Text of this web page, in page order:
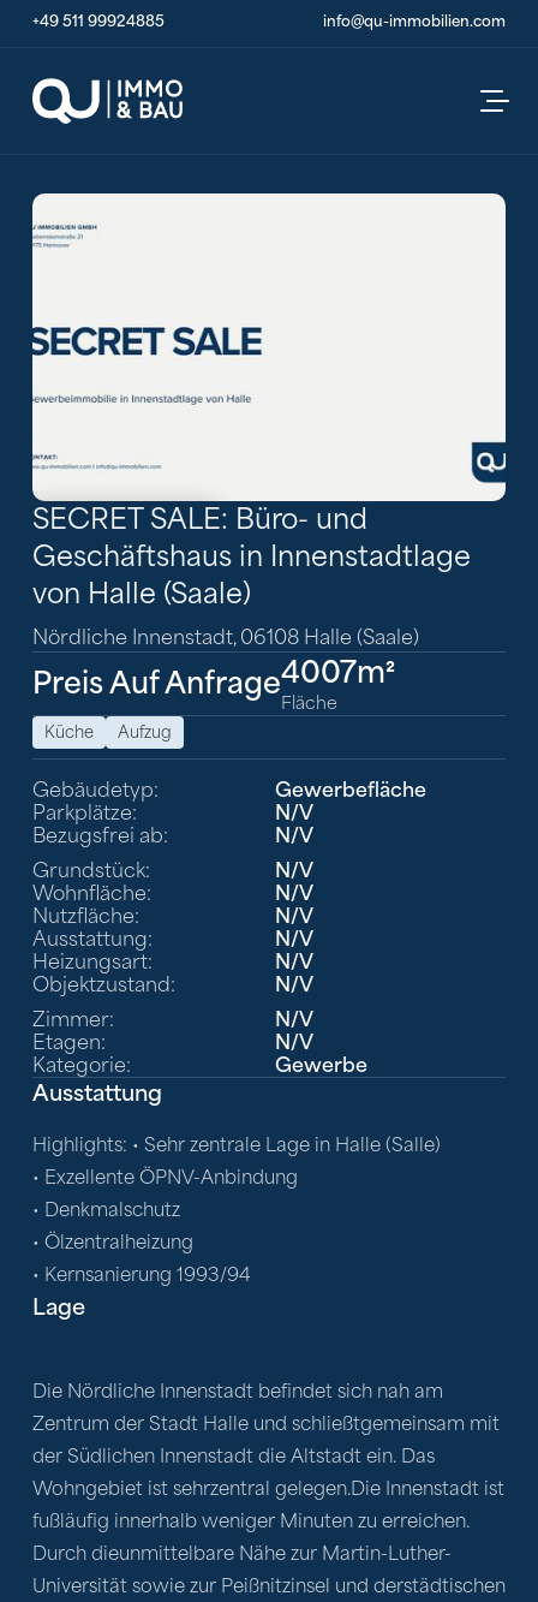
+49 511 99924885 info@qu-immobilien.com
Alle Bilder ansehen
SECRET SALE: Büro- und
Geschäftshaus in Innenstadtlage
von Halle (Saale)
Nördliche Innenstadt, 06108 Halle (Saale)
Preis Auf Anfrage4007m²
Fläche
Küche Aufzug
Gebäudetyp:
Gewerbefläche
Parkplätze:
N/V
Bezugsfrei ab:
N/V
Grundstück:
N/V
Wohnfläche:
N/V
Nutzfläche:
N/V
Ausstattung:
N/V
Heizungsart:
N/V
Objektzustand:
N/V
Zimmer:
N/V
Etagen:
N/V
Kategorie:
Gewerbe
Ausstattung
Highlights: • Sehr zentrale Lage in Halle (Salle)
• Exzellente ÖPNV-Anbindung
• Denkmalschutz
• Ölzentralheizung
• Kernsanierung 1993/94
Lage
Die Nördliche Innenstadt befindet sich nah am
Zentrum der Stadt Halle und schließtgemeinsam mit
der Südlichen Innenstadt die Altstadt ein. Das
Wohngebiet ist sehrzentral gelegen.Die Innenstadt ist
fußläufig innerhalb weniger Minuten zu erreichen.
Durch dieunmittelbare Nähe zur Martin-Luther-
Universität sowie zur Peißnitzinsel und derstädtischen